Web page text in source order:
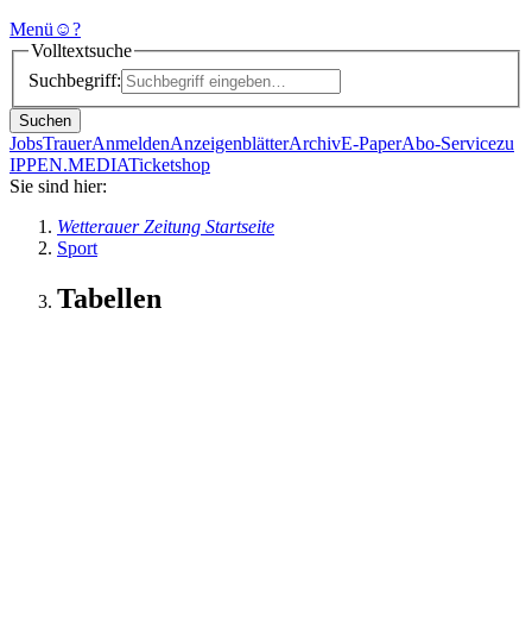
Menü ☺?
Volltextsuche
Suchbegriff:
Suchen
JobsTrauerAnmeldenAnzeigenblätterArchivE-PaperAbo-Servicezu
IPPEN.MEDIATicketshop
Sie sind hier:
Wetterauer Zeitung Startseite
Sport
Tabellen